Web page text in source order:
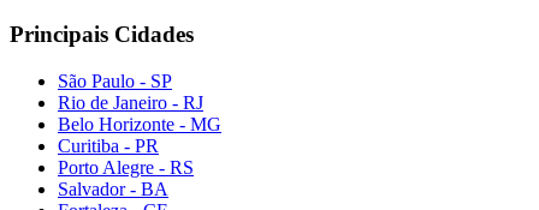
Principais Cidades
São Paulo - SP
Rio de Janeiro - RJ
Belo Horizonte - MG
Curitiba - PR
Porto Alegre - RS
Salvador - BA